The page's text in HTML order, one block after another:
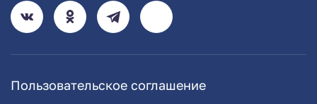
Пользовательское соглашение